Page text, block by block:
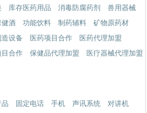
库存医药用品 消毒防腐药剂
兽用器械
酒 功能饮料 制药辅料
矿物原药材
造设备 医药项目合作
医药代理加盟
目合作 保健品代理加盟
医疗器械代理加盟
品 固定电话 手机 声讯系统
对讲机